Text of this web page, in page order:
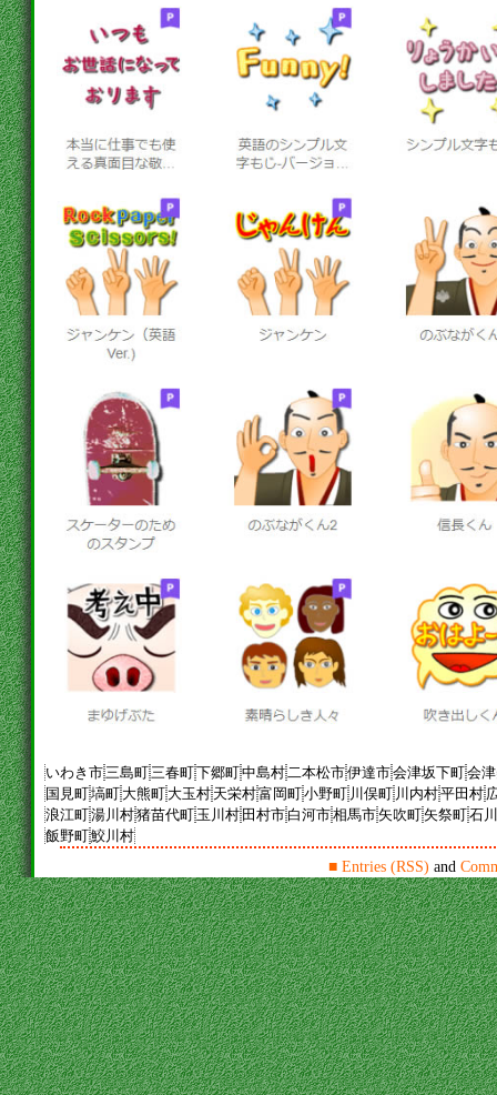
いわき市 三島町 三春町下郷町中島村 二本松市伊達市会津坂下町会
国見町塙町 大熊町 大玉村 天栄村富岡町小野町 川俣町 川内村平田村
浪江町湯川村猪苗代町 玉川村 田村市 白河市相馬市 矢吹町 矢祭町石
飯野町鮫川村
■ Entries (RSS) and